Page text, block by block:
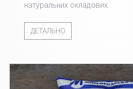
натуральних складових.
ДЕТАЛЬНО